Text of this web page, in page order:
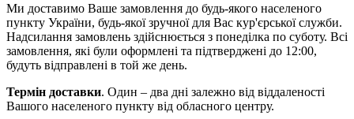
Ми доставимо Ваше замовлення до будь-якого населеного
пункту України, будь-якої зручної для Вас кур'єрської служби.
Надсилання замовлень здійснюється з понеділка по суботу. Всі
замовлення, які були оформлені та підтверджені до 12:00,
будуть відправлені в той же день.
Термін доставки. Один – два дні залежно від віддаленості
Вашого населеного пункту від обласного центру.